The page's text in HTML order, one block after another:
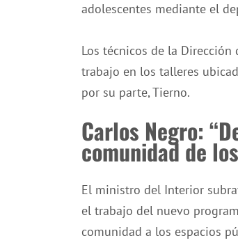
adolescentes mediante el
Los técnicos de la
trabajo en los talleres
por su parte, Tierno.
Carlos Negro:
comunidad de
El ministro del Interior
el trabajo del nuevo
comunidad a los espacios